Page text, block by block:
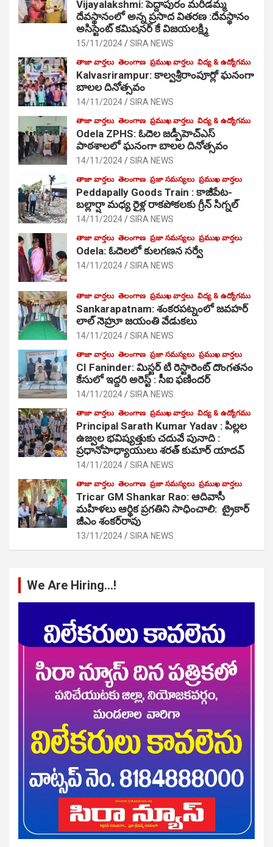
Vijayalakshmi: పెద్దాపురం మరిడమ్మ
దేవస్థానంలో అన్న ప్రసాద వితరణ :దేవస్థానం
అసిస్టెంట్ కమిషనర్ కే విజయలక్ష్మి
15/11/2024 SIRA NEWS
తాజా వార్తలు తెలంగాణ ప్రముఖ వార్తలు విద్య & ఉద్యోగము
Kalvasrirampur: కాల్వశ్రీరాంపూర్లో ఘనంగా
బాలల దినోత్సవం
14/11/2024 SIRA NEWS
తాజా వార్తలు తెలంగాణ ప్రముఖ వార్తలు విద్య & ఉద్యోగము
Odela ZPHS: ఓదెల జ‌డ్పీహెచ్ఎస్
పాఠ‌శాల‌లో ఘనంగా బాలల దినోత్సవం
14/11/2024 SIRA NEWS
తాజా వార్తలు తెలంగాణ ప్రజా సమస్యలు ప్రముఖ వార్తలు
Peddapally Goods Train : కాజీపేట-
బల్లార్షా మధ్య రైళ్ల రాకపోకలకు గ్రీన్ సిగ్నల్
14/11/2024 SIRA NEWS
తాజా వార్తలు తెలంగాణ ప్రజా సమస్యలు ప్రముఖ వార్తలు
Odela: ఓదెలలో కులగణన సర్వే
14/11/2024 SIRA NEWS
తాజా వార్తలు తెలంగాణ ప్రముఖ వార్తలు విద్య & ఉద్యోగము
Sankarapatnam: శంకరపట్నంలో జవహర్
లాల్ నెహ్రూ జయంతి వేడుకలు
14/11/2024 SIRA NEWS
తాజా వార్తలు తెలంగాణ ప్రజా సమస్యలు ప్రముఖ వార్తలు
CI Faninder: మిస్టర్ టి రెస్టారెంట్ దొంగతనం
కేసులో ఇద్దరి అరెస్ట్ : సీఐ ఫణిందర్
14/11/2024 SIRA NEWS
తాజా వార్తలు తెలంగాణ ప్రముఖ వార్తలు విద్య & ఉద్యోగము
Principal Sarath Kumar Yadav : పిల్లల
ఉజ్వల భవిష్యత్తుకు చదువే పునాది :
ప్రధానోపాధ్యాయులు శరత్ కుమార్ యాదవ్
14/11/2024 SIRA NEWS
తాజా వార్తలు తెలంగాణ ప్రజా సమస్యలు ప్రముఖ వార్తలు
Tricar GM Shankar Rao: ఆదివాసీ
మహిళలు ఆర్థిక ప్రగతిని సాధించాలి: ట్రైకార్
జీఎం శంకర్‌రావు
13/11/2024 SIRA NEWS
We Are Hiring…!